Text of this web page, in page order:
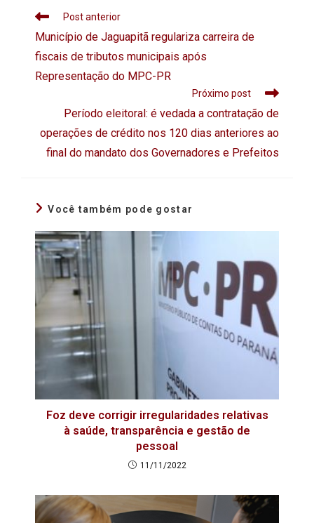
Post anterior
Município de Jaguapitã regulariza carreira de
fiscais de tributos municipais após
Representação do MPC-PR
Próximo post
Período eleitoral: é vedada a contratação de
operações de crédito nos 120 dias anteriores ao
final do mandato dos Governadores e Prefeitos
Você também pode gostar
Foz deve corrigir irregularidades relativas
à saúde, transparência e gestão de
pessoal
11/11/2022